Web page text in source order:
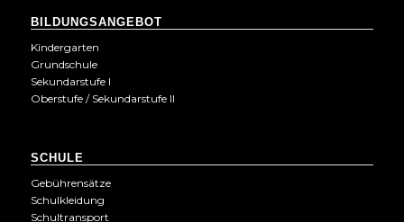
BILDUNGSANGEBOT
Kindergarten
Grundschule
Sekundarstufe I
Oberstufe / Sekundarstufe II
SCHULE
Gebührensätze
Schulkleidung
Schultransport